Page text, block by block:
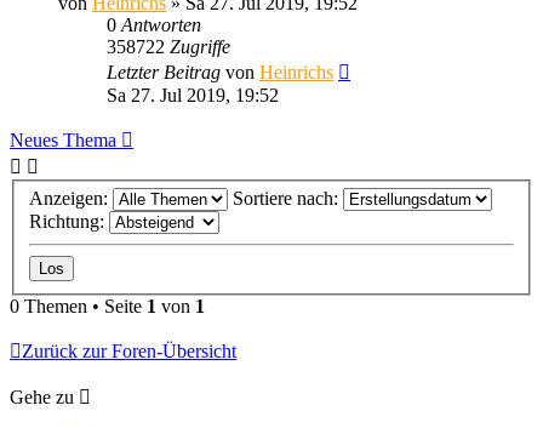
0 Antworten
358722 Zugriffe
Letzter Beitrag von Heinrichs
Sa 27. Jul 2019, 19:52
Neues Thema
Anzeigen:
Sortiere nach:
Richtung:
0 Themen • Seite 1 von 1
Zurück zur Foren-Übersicht
Gehe zu